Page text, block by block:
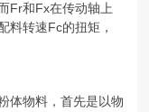
Fr和Fx在传动轴上
料转速Fc的扭矩，
体物料，首先是以物